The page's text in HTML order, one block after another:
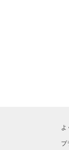
よ
プ